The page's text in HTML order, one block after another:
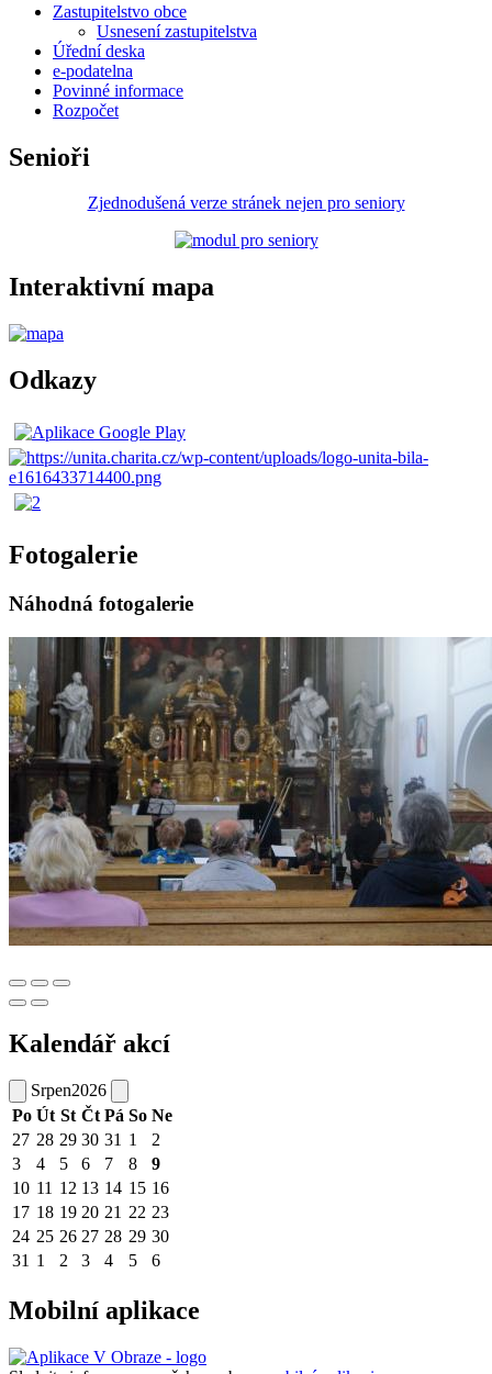
Zastupitelstvo obce
Usnesení zastupitelstva
Úřední deska
e-podatelna
Povinné informace
Rozpočet
Senioři
Zjednodušená verze stránek nejen pro seniory
Interaktivní mapa
Odkazy
Fotogalerie
Náhodná fotogalerie
Kalendář akcí
Srpen2026
Po Út St Čt Pá So Ne
27 28 29 30 31 1
2
3
4 5 6 7 8
9
10 11 12 13 14 15 16
17 18 19 20 21 22 23
24 25 26 27 28 29 30
31 1 2 3 4 5 6
Mobilní aplikace